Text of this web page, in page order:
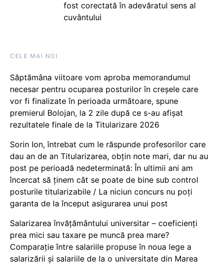
fost corectată în adevăratul sens al
cuvântului
CELE MAI NOI
Săptămâna viitoare vom aproba memorandumul
necesar pentru ocuparea posturilor în creșele care
vor fi finalizate în perioada următoare, spune
premierul Bolojan, la 2 zile după ce s-au afișat
rezultatele finale de la Titularizare 2026
Sorin Ion, întrebat cum le răspunde profesorilor care
dau an de an Titularizarea, obțin note mari, dar nu au
post pe perioadă nedeterminată: În ultimii ani am
încercat să ținem cât se poate de bine sub control
posturile titularizabile / La niciun concurs nu poți
garanta de la început asigurarea unui post
Salarizarea învățământului universitar – coeficienți
prea mici sau taxare pe muncă prea mare?
Comparație între salariile propuse în noua lege a
salarizării și salariile de la o universitate din Marea